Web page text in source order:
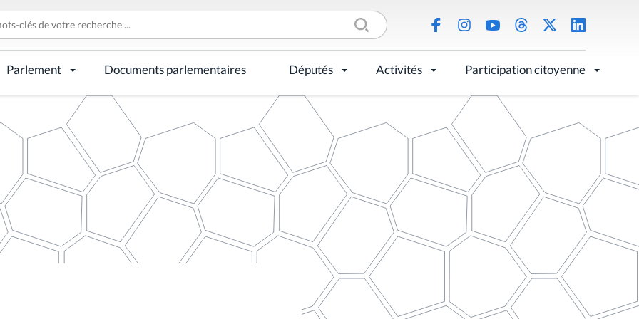
Parlement Documents parlementaires Députés Activités Participation citoyenne